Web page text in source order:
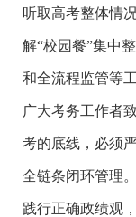
听取高考整体情
解“校园餐”集中
和全流程监管等
广大考务工作者
考的底线，必须
全链条闭环管理
践行正确政绩观